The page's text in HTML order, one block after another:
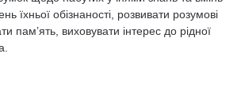
їхньої обізнаності, розвивати розумові
пам’ять, виховувати інтерес до рідної